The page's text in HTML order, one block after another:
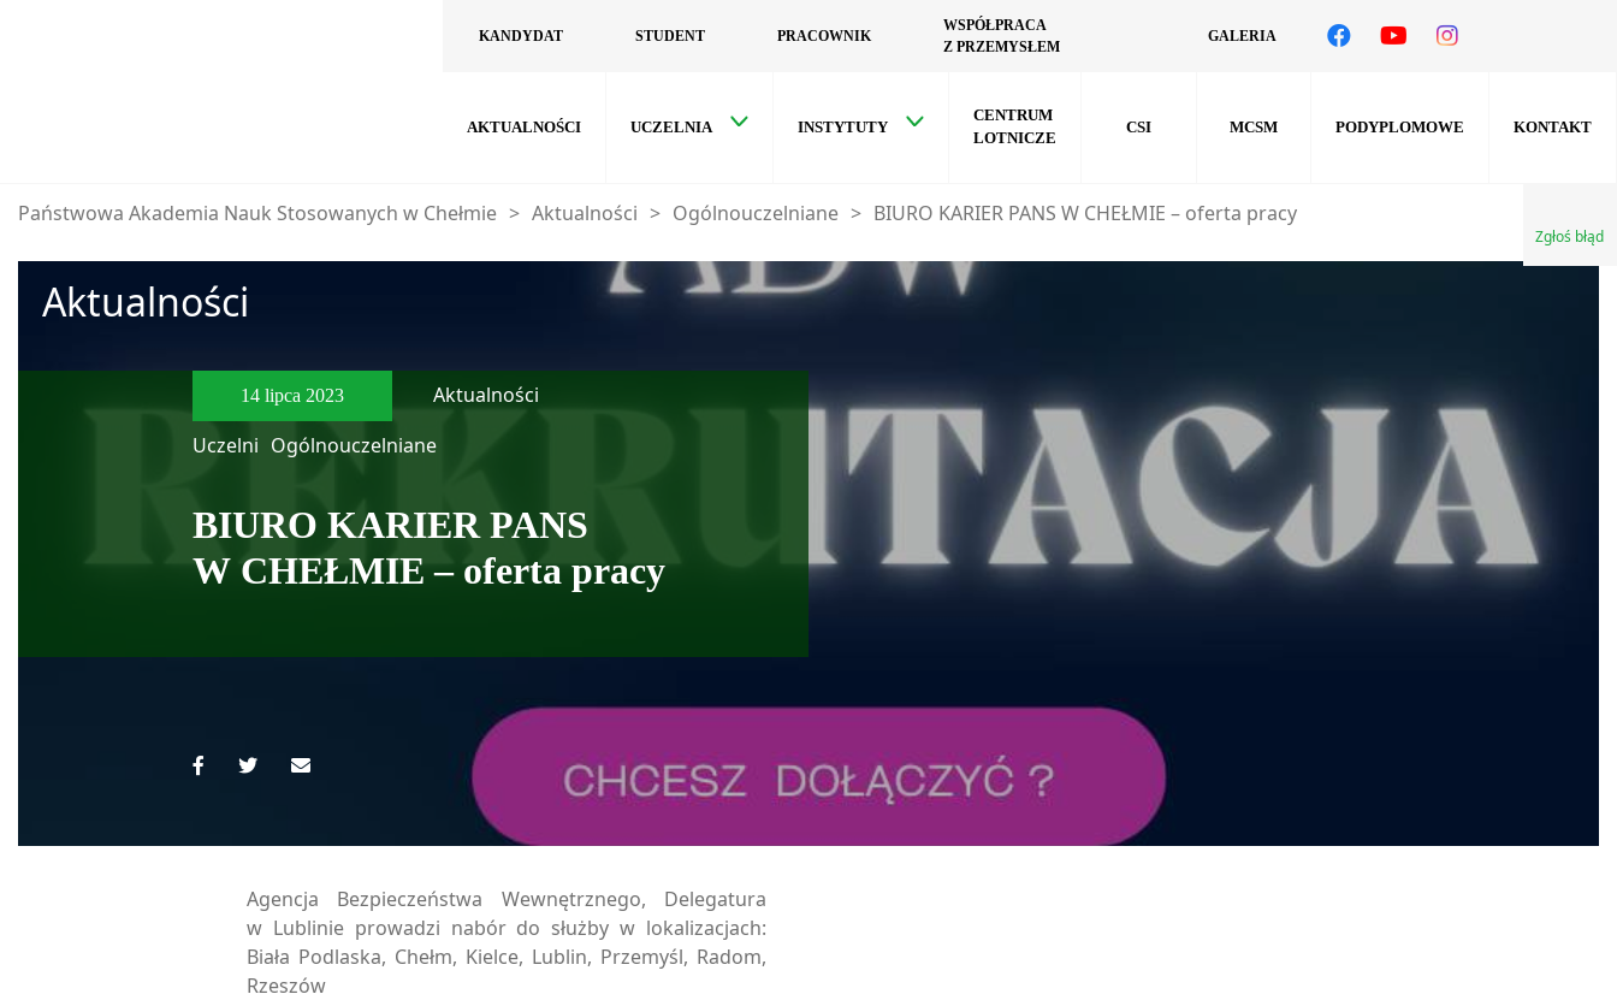
KANDYDAT STUDENT PRACOWNIK
WSPÓŁPRACA
Z PRZEMYSŁEM
GALERIA
AKTUALNOŚCI UCZELNIA INSTYTUTY
CENTRUM
LOTNICZE
CSI MCSM PODYPLOMOWE KONTAKT
Zgłoś błąd
Państwowa Akademia Nauk Stosowanych w Chełmie > Aktualności > Ogólnouczelniane > BIURO KARIER PANS W CHEŁMIE – oferta pracy
Aktualności
14 lipca 2023
Aktualności
Uczelni Ogólnouczelniane
BIURO KARIER PANS
W CHEŁMIE – oferta pracy
Agencja Bezpieczeństwa Wewnętrznego, Delegatura
w Lublinie prowadzi nabór do służby w lokalizacjach:
Biała Podlaska, Chełm, Kielce, Lublin, Przemyśl, Radom,
Rzeszów